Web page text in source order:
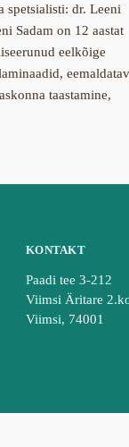
spetsialisti: dr. Leeni
Sadam on 12 aastat
eelkõige
taastamine,
KONTAKT
Paadi tee 3-212
Viimsi Äritare
Viimsi, 74001